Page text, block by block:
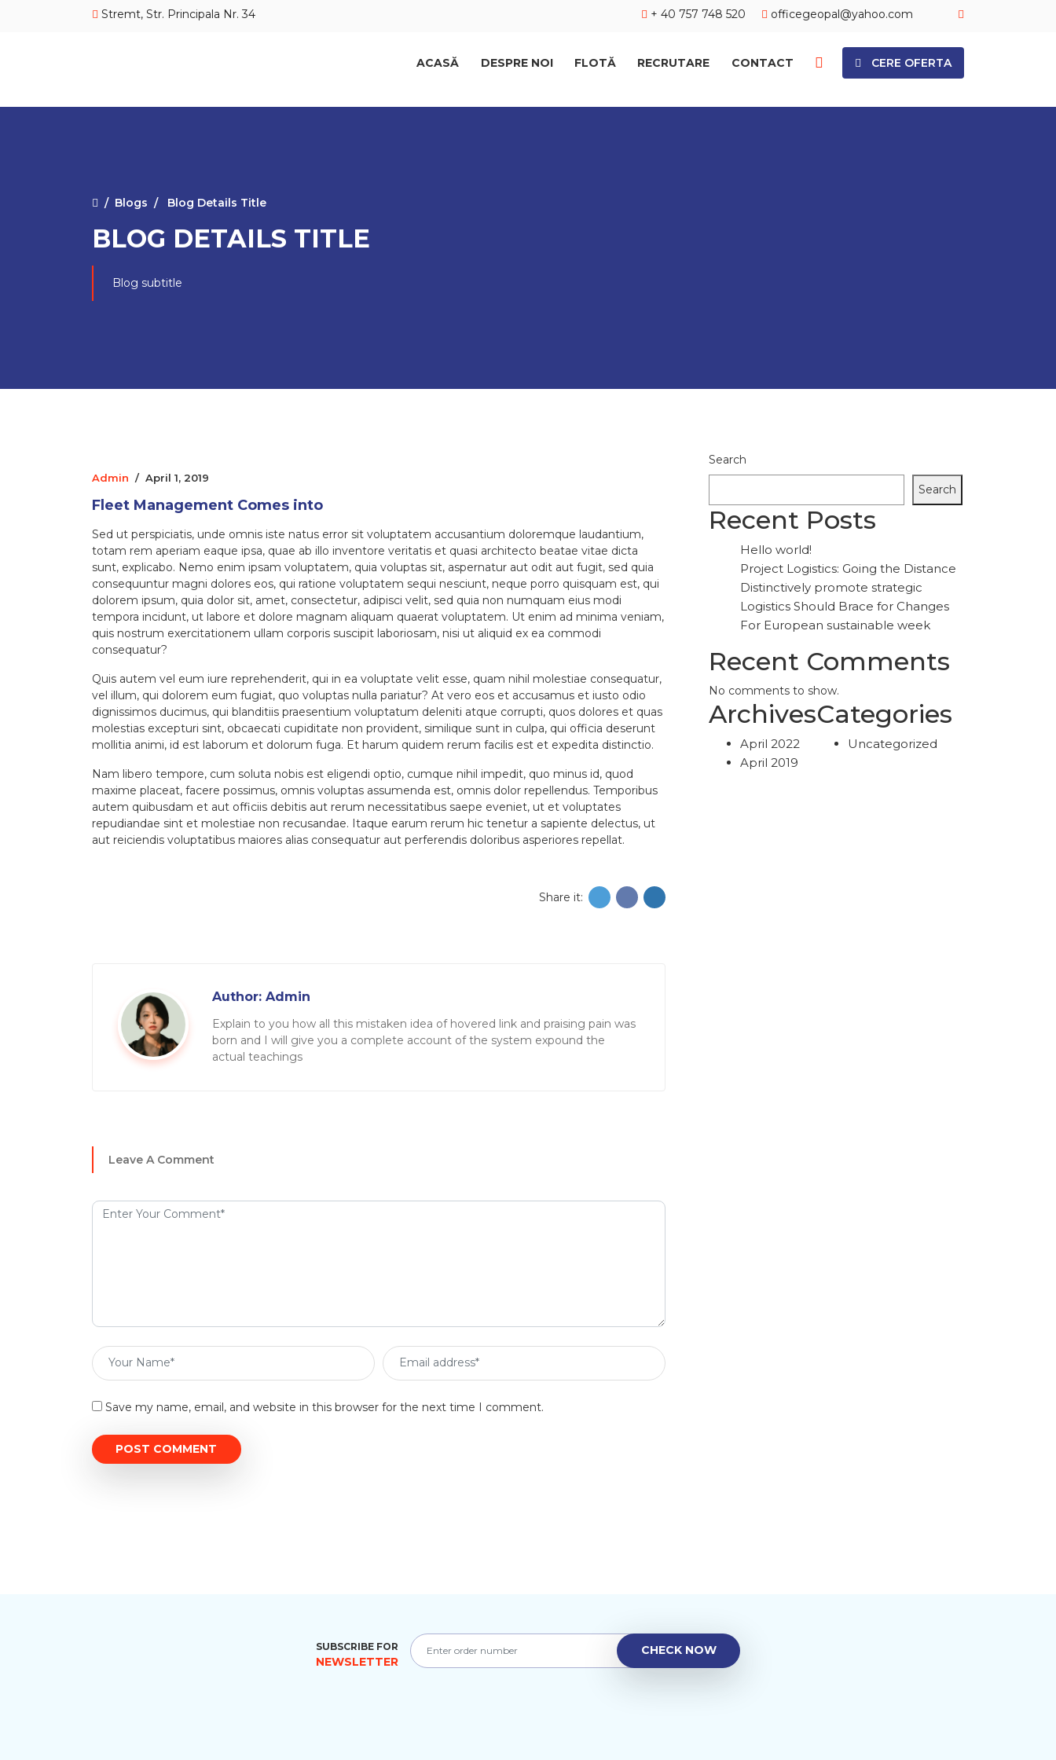
Stremt, Str. Principala Nr. 34 + 40 757 748 520 officegeopal@yahoo.com
CERE OFERTA
ACASĂ DESPRE NOI FLOTĂ RECRUTARE CONTACT
Blogs Blog Details Title
BLOG DETAILS TITLE
Blog subtitle
Admin / April 1, 2019
Fleet Management Comes into
Sed ut perspiciatis, unde omnis iste natus error sit voluptatem accusantium doloremque laudantium,
totam rem aperiam eaque ipsa, quae ab illo inventore veritatis et quasi architecto beatae vitae dicta
sunt, explicabo. Nemo enim ipsam voluptatem, quia voluptas sit, aspernatur aut odit aut fugit, sed quia
consequuntur magni dolores eos, qui ratione voluptatem sequi nesciunt, neque porro quisquam est, qui
dolorem ipsum, quia dolor sit, amet, consectetur, adipisci velit, sed quia non numquam eius modi
tempora incidunt, ut labore et dolore magnam aliquam quaerat voluptatem. Ut enim ad minima veniam,
quis nostrum exercitationem ullam corporis suscipit laboriosam, nisi ut aliquid ex ea commodi
consequatur?
Quis autem vel eum iure reprehenderit, qui in ea voluptate velit esse, quam nihil molestiae consequatur,
vel illum, qui dolorem eum fugiat, quo voluptas nulla pariatur? At vero eos et accusamus et iusto odio
dignissimos ducimus, qui blanditiis praesentium voluptatum deleniti atque corrupti, quos dolores et quas
molestias excepturi sint, obcaecati cupiditate non provident, similique sunt in culpa, qui officia deserunt
mollitia animi, id est laborum et dolorum fuga. Et harum quidem rerum facilis est et expedita distinctio.
Nam libero tempore, cum soluta nobis est eligendi optio, cumque nihil impedit, quo minus id, quod
maxime placeat, facere possimus, omnis voluptas assumenda est, omnis dolor repellendus. Temporibus
autem quibusdam et aut officiis debitis aut rerum necessitatibus saepe eveniet, ut et voluptates
repudiandae sint et molestiae non recusandae. Itaque earum rerum hic tenetur a sapiente delectus, ut
aut reiciendis voluptatibus maiores alias consequatur aut perferendis doloribus asperiores repellat.
Share it:
Author: Admin
Explain to you how all this mistaken idea of hovered link and praising pain was
born and I will give you a complete account of the system expound the
actual teachings
Leave A Comment
Save my name, email, and website in this browser for the next time I comment.
Search
Search
Recent Posts
Hello world!
Project Logistics: Going the Distance
Distinctively promote strategic
Logistics Should Brace for Changes
For European sustainable week
Recent Comments
No comments to show.
Archives
April 2022
April 2019
Categories
Uncategorized
SUBSCRIBE FOR
NEWSLETTER